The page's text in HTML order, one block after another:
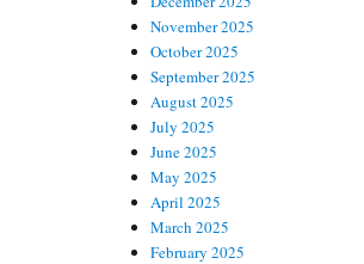
November 2025
October 2025
September 2025
August 2025
July 2025
June 2025
May 2025
April 2025
March 2025
February 2025